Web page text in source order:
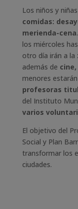
Los niños y
comidas:
merienda-cena
los miércoles
otro día irán a la
además de
menores
profesoras
del Instituto
varios
El objetivo del
Social y Plan
transformar los
ciudades.